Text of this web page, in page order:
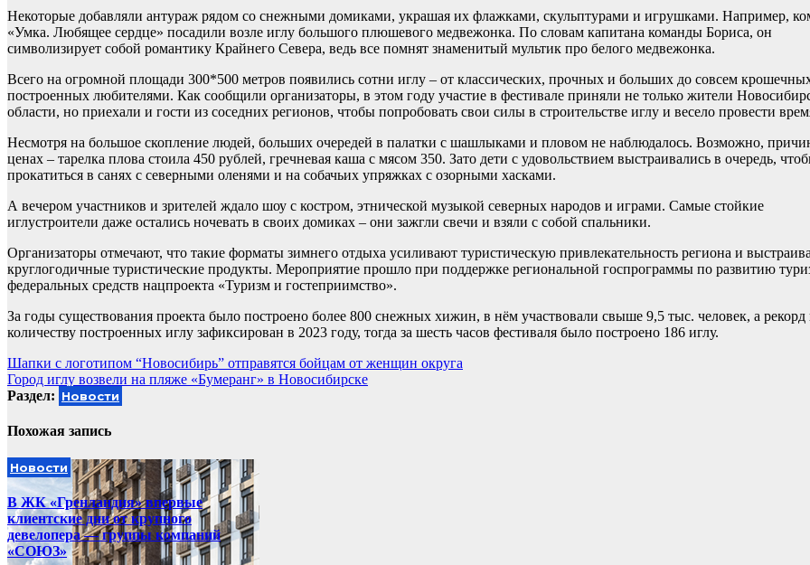
Некоторые добавляли антураж рядом со снежными домиками, украшая их флажками, скульптурами и игрушками. Например,
«Умка. Любящее сердце» посадили возле иглу большого плюшевого медвежонка. По словам капитана команды Бориса, он
символизирует собой романтику Крайнего Севера, ведь все помнят знаменитый мультик про белого медвежонка.
Всего на огромной площади 300*500 метров появились сотни иглу – от классических, прочных и больших до совсем
построенных любителями. Как сообщили организаторы, в этом году участие в фестивале приняли не только жители
области, но приехали и гости из соседних регионов, чтобы попробовать свои силы в строительстве иглу и весело провести
Несмотря на большое скопление людей, больших очередей в палатки с шашлыками и пловом не наблюдалось. Возможно,
ценах – тарелка плова стоила 450 рублей, гречневая каша с мясом 350. Зато дети с удовольствием выстраивались в очередь,
прокатиться в санях с северными оленями и на собачьих упряжках с озорными хасками.
А вечером участников и зрителей ждало шоу с костром, этнической музыкой северных народов и играми. Самые стойкие
иглустроители даже остались ночевать в своих домиках – они зажгли свечи и взяли с собой спальники.
Организаторы отмечают, что такие форматы зимнего отдыха усиливают туристическую привлекательность региона и
круглогодичные туристические продукты. Мероприятие прошло при поддержке региональной госпрограммы по развитию
федеральных средств нацпроекта «Туризм и гостеприимство».
За годы существования проекта было построено более 800 снежных хижин, в нём участвовали свыше 9,5 тыс. человек, а рекорд
количеству построенных иглу зафиксирован в 2023 году, тогда за шесть часов фестиваля было построено 186 иглу.
Навигация
по
Шапки с логотипом “Новосибирь” отправятся бойцам от женщин округа
Город иглу возвели на пляже «Бумеранг» в Новосибирске
Раздел: Новости
Похожая запись
Новости
В ЖК «Гренландия» впервые
клиентские дни от крупного
девелопера — группы компаний
«СОЮЗ»